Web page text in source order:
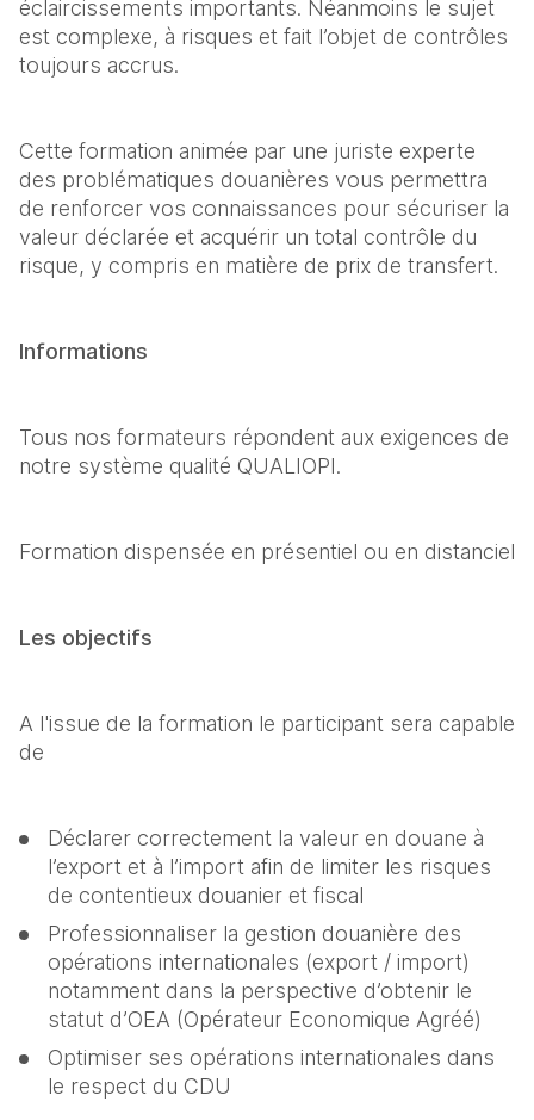
éclaircissements importants. Néanmoins le sujet
est complexe, à risques et fait l’objet de contrôles
toujours accrus.
Cette formation animée par une juriste experte
des problématiques douanières vous permettra
de renforcer vos connaissances pour sécuriser la
valeur déclarée et acquérir un total contrôle du
risque, y compris en matière de prix de transfert.
Informations
Tous nos formateurs répondent aux exigences de
notre système qualité QUALIOPI.
Formation dispensée en présentiel ou en distanciel
Les objectifs
A l'issue de la formation le participant sera capable
de
Déclarer correctement la valeur en douane à
l’export et à l’import afin de limiter les risques
de contentieux douanier et fiscal
Professionnaliser la gestion douanière des
opérations internationales (export / import)
notamment dans la perspective d’obtenir le
statut d’OEA (Opérateur Economique Agréé)
Optimiser ses opérations internationales dans
le respect du CDU